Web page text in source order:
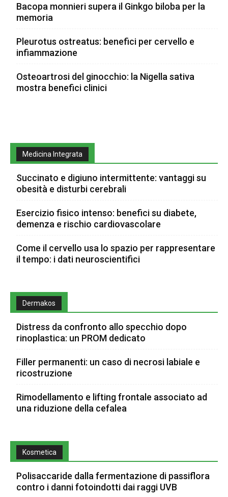
Bacopa monnieri supera il Ginkgo biloba per la
memoria
Pleurotus ostreatus: benefici per cervello e
infiammazione
Osteoartrosi del ginocchio: la Nigella sativa
mostra benefici clinici
Medicina Integrata
Succinato e digiuno intermittente: vantaggi su
obesità e disturbi cerebrali
Esercizio fisico intenso: benefici su diabete,
demenza e rischio cardiovascolare
Come il cervello usa lo spazio per rappresentare
il tempo: i dati neuroscientifici
Dermakos
Distress da confronto allo specchio dopo
rinoplastica: un PROM dedicato
Filler permanenti: un caso di necrosi labiale e
ricostruzione
Rimodellamento e lifting frontale associato ad
una riduzione della cefalea
Kosmetica
Polisaccaride dalla fermentazione di passiflora
contro i danni fotoindotti dai raggi UVB